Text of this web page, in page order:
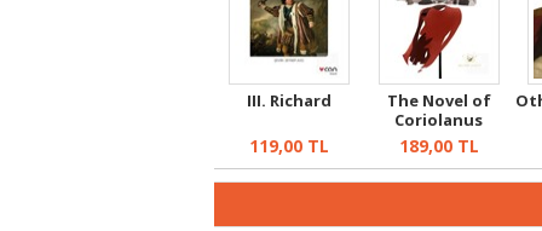
III. Richard
119,00TL
The Novel of
Coriolanus
Tragedy
189,00TL